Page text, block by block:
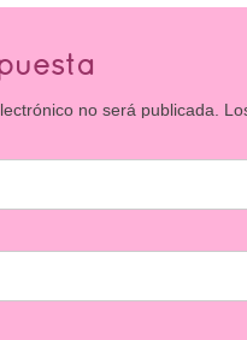
no será publicada.